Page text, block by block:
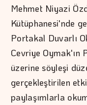
Mehmet Niyazi
Kütüphanesi'nde
Portakal Duvarlı
Cevriye Oymak'ın
üzerine söyleşi
gerçekleştirilen
paylaşımlarla